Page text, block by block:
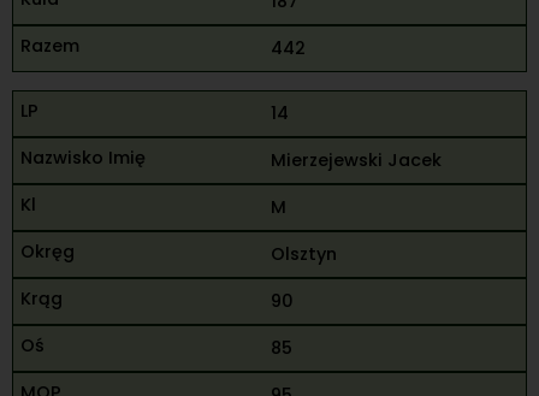
442
14
Mierzejewski Jacek
M
Olsztyn
90
85